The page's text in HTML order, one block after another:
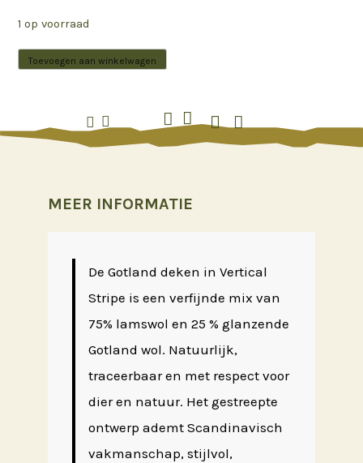
1 op voorraad
Klippan
stripe
Toevoegen aan winkelwagen


 
 
MEER INFORMATIE
De Gotland deken in Vertical
Stripe is een verfijnde mix van
75% lamswol en 25 % glanzende
Gotland wol. Natuurlijk,
traceerbaar en met respect voor
dier en natuur. Het gestreepte
ontwerp ademt Scandinavisch
vakmanschap, stijlvol,